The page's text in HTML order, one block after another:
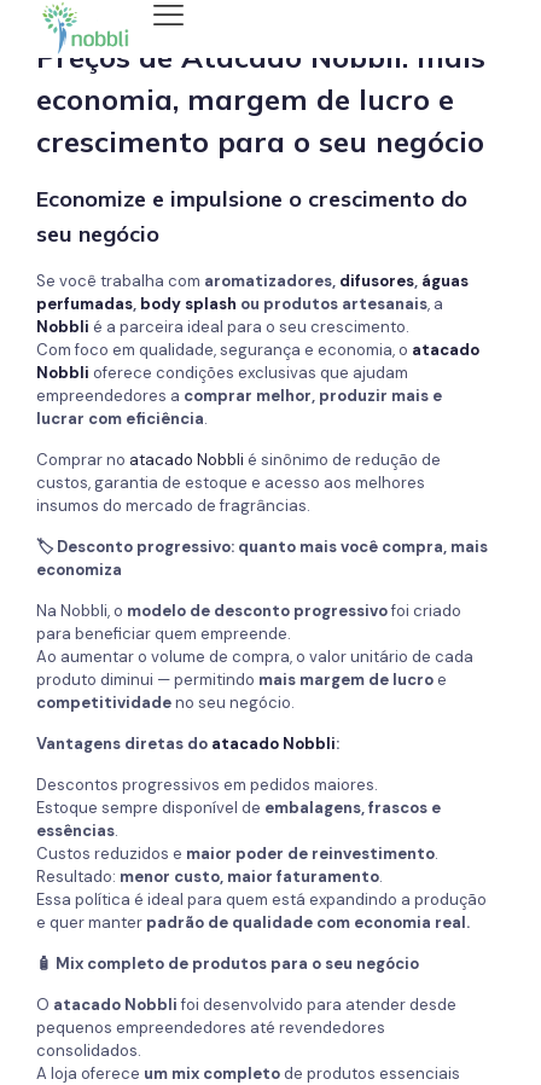
Preços de Atacado Nobbli: mais
economia, margem de lucro e
crescimento para o seu negócio
Economize e impulsione o crescimento do
seu negócio
Se você trabalha com aromatizadores, difusores, águas
perfumadas, body splash ou produtos artesanais, a
Nobbli é a parceira ideal para o seu crescimento.
Com foco em qualidade, segurança e economia, o atacado
Nobbli oferece condições exclusivas que ajudam
empreendedores a comprar melhor, produzir mais e
lucrar com eficiência.
Comprar no atacado Nobbli é sinônimo de redução de
custos, garantia de estoque e acesso aos melhores
insumos do mercado de fragrâncias.
🏷️ Desconto progressivo: quanto mais você compra, mais
economiza
Na Nobbli, o modelo de desconto progressivofoi criado
para beneficiar quem empreende.
Ao aumentar o volume de compra, o valor unitário de cada
produto diminui — permitindo mais margem de lucroe
competitividadeno seu negócio.
Vantagens diretas do atacado Nobbli:
Descontos progressivos em pedidos maiores.
Estoque sempre disponível de embalagens, frascos e
essências.
Custos reduzidos e maior poder de reinvestimento.
Resultado: menor custo, maior faturamento.
Essa política é ideal para quem está expandindo a produção
e quer manter padrão de qualidade com economia real.
🧴 Mix completo de produtos para o seu negócio
O atacado Nobblifoi desenvolvido para atender desde
pequenos empreendedores até revendedores
consolidados.
A loja oferece um mix completode produtos essenciais